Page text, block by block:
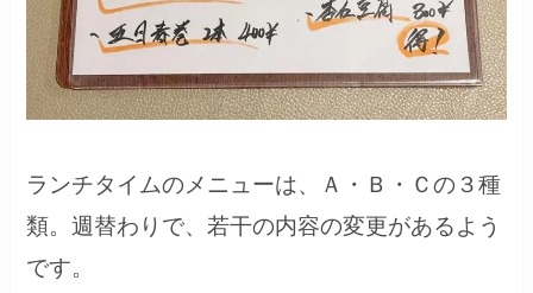
ランチタイムのメニューは、Ａ・Ｂ・Ｃの３種
類。週替わりで、若干の内容の変更があるよう
です。